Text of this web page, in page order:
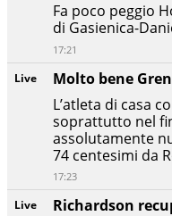
Live
Richardson
Live
Molto bene
L’atleta di casa
soprattutto nel
assolutamente
74 centesimi da
17:23
Fa poco peggio
di Gasienica-
17:21